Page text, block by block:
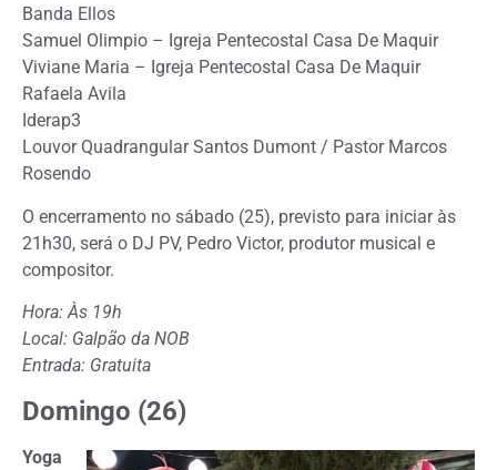
Banda Ellos
Samuel Olimpio – Igreja Pentecostal Casa De Maquir
Viviane Maria – Igreja Pentecostal Casa De Maquir
Rafaela Avila
Iderap3
Louvor Quadrangular Santos Dumont / Pastor Marcos
Rosendo
O encerramento no sábado (25), previsto para iniciar às
21h30, será o DJ PV, Pedro Victor, produtor musical e
compositor.
Hora: Às 19h
Local: Galpão da NOB
Entrada: Gratuita
Domingo (26)
Yoga